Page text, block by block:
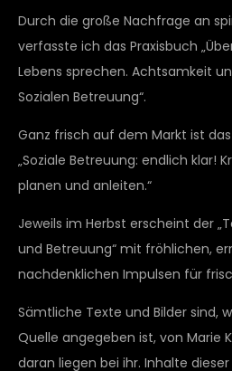
Durch die große Nachfrage an
verfasste ich das Praxisbuch
Lebens sprechen. Achtsamkeit
Sozialen Betreuung“.
Ganz frisch auf dem Markt ist
„Soziale Betreuung: endlich klar!
planen und anleiten.“
Jeweils im Herbst erscheint der
und Betreuung“ mit fröhlichen,
nachdenklichen Impulsen für
Sämtliche Texte und Bilder sind,
Quelle angegeben ist, von Marie
daran liegen bei ihr. Inhalte